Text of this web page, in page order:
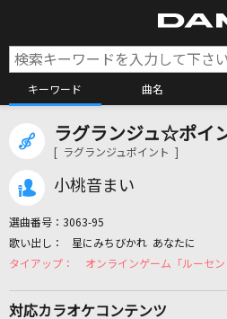
キーワード 曲名
カラオケ
カラオケリク
ラグランジュ☆ポイ
[ ラグランジュポイント ]
小桃音まい
選曲番号： 3063-95
星にみちびかれ あなたに
オンラインゲーム「ルーセ
対応カラオケコンテンツ